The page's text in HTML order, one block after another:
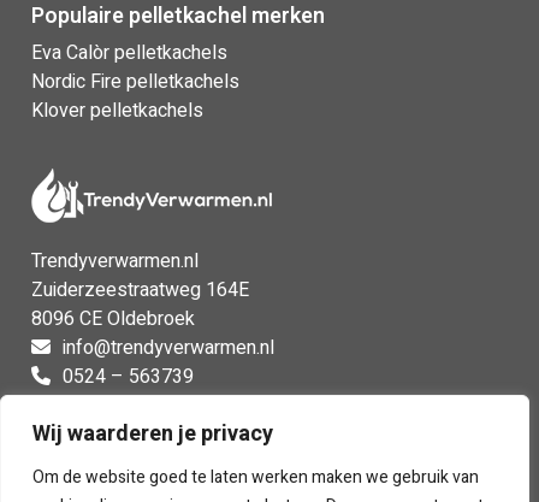
Wij waarderen je privacy
Om de website goed te laten werken maken we gebruik van
Populaire pelletkachel merken
Eva Calòr pelletkachels
Nordic Fire pelletkachels
Klover pelletkachels
Trendyverwarmen.nl
Zuiderzeestraatweg 164E
8096 CE Oldebroek
info@trendyverwarmen.nl
0524 – 563739
Facebook
Instagram